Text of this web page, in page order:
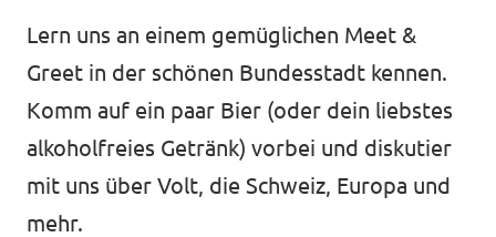
Mitmachen
Kontakt
Offene Stellen
Lern uns an einem gemüglichen Meet &
Greet in der schönen Bundesstadt kennen.
Komm auf ein paar Bier (oder dein liebstes
alkoholfreies Getränk) vorbei und diskutier
mit uns über Volt, die Schweiz, Europa und
mehr.